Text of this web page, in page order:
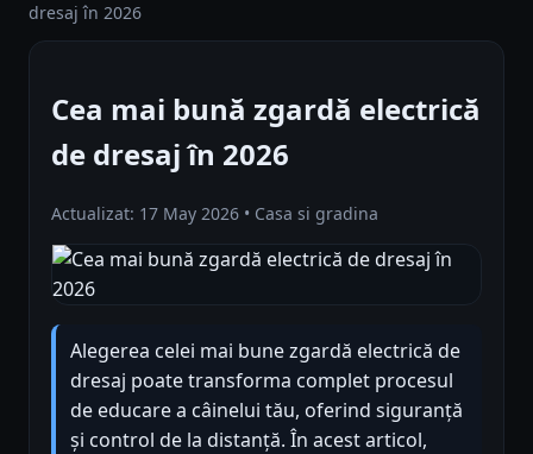
dresaj în 2026
Cea mai bună zgardă electrică
de dresaj în 2026
Actualizat: 17 May 2026 • Casa si gradina
Alegerea celei mai bune zgardă electrică de
dresaj poate transforma complet procesul
de educare a câinelui tău, oferind siguranță
și control de la distanță. În acest articol,